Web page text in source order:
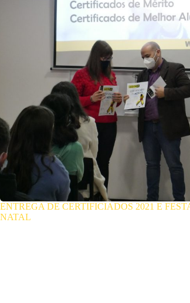
ENTREGA DE CERTIFICIADOS 2021 E
NATAL